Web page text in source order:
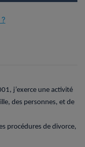
j’exerce une activité
des personnes, et de
procédures de divorce,